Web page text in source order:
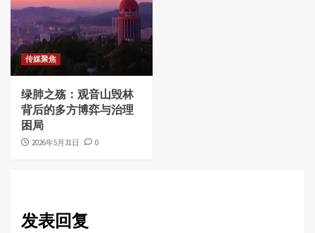
传媒聚焦
绿肺之殇：观音山毁林
背后的多方博弈与治理
困局
2026年5月31日 0
发表回复